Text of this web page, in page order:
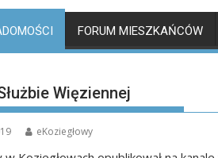
FORUM MIESZKAŃCÓW
Więziennej
eKoziegłowy